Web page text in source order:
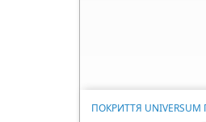
ПОКРИТТЯ